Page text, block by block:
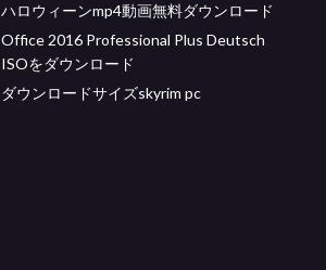
ハロウィーンmp4動画無料ダウンロード
Office 2016 Professional Plus Deutsch
ISOをダウンロード
ダウンロードサイズskyrim pc